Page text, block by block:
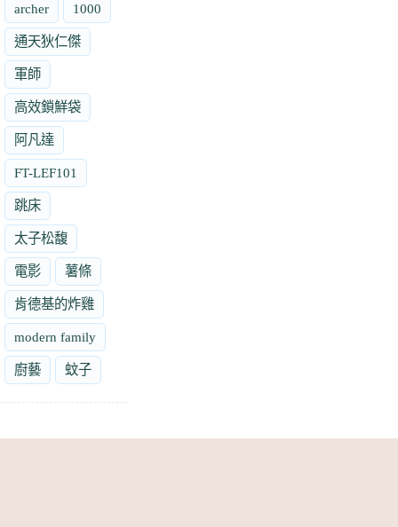
archer 1000
通天狄仁傑
軍師
高效鎖鮮袋
阿凡達
FT-LEF101
跳床
太子松馥
電影 薯條
肯德基的炸雞
modern family
廚藝 蚊子